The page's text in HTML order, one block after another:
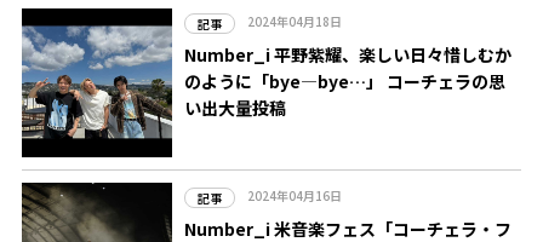
記事 2024年04月18日
Number_i 平野紫耀、楽しい日々惜しむか
のように「bye―bye…」 コーチェラの思
い出大量投稿
記事 2024年04月16日
Number_i 米音楽フェス「コーチェラ・フ